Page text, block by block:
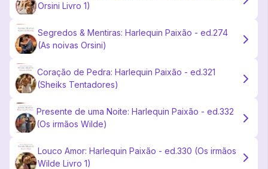
Orsini Livro 1)
Segredos & Mentiras: Harlequin Paixão - ed.274
(As noivas Orsini)
Coração de Pedra: Harlequin Paixão - ed.321
(Sheiks Tentadores)
Presente de uma Noite: Harlequin Paixão - ed.332
(Os irmãos Wilde)
Louco Amor: Harlequin Paixão - ed.330 (Os irmãos
Wilde Livro 1)